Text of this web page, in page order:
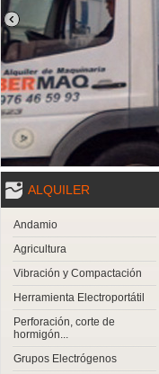
ALQUILER
Andamio
Agricultura
Vibración y Compactación
Herramienta Electroportátil
Perforación, corte de
hormigón...
Grupos Electrógenos